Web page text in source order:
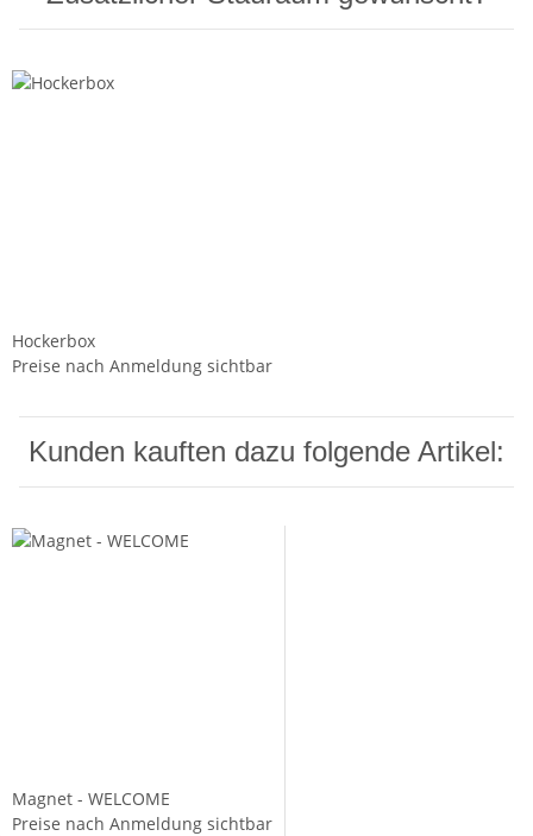
Hockerbox
Preise nach Anmeldung sichtbar
Kunden kauften dazu folgende Artikel:
Magnet - WELCOME
Preise nach Anmeldung sichtbar